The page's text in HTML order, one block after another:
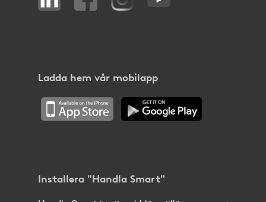
Ladda hem vår mobilapp
Installera "Handla Smart"